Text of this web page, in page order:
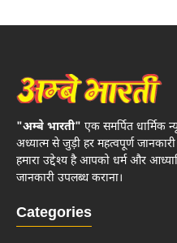
"अम्बे भारती" एक समर्पित धार्मिक
अध्यात्म से जुड़ी हर महत्वपूर्ण जानकारी
हमारा उद्देश्य है आपको धर्म और
जानकारी उपलब्ध कराना।
Categories